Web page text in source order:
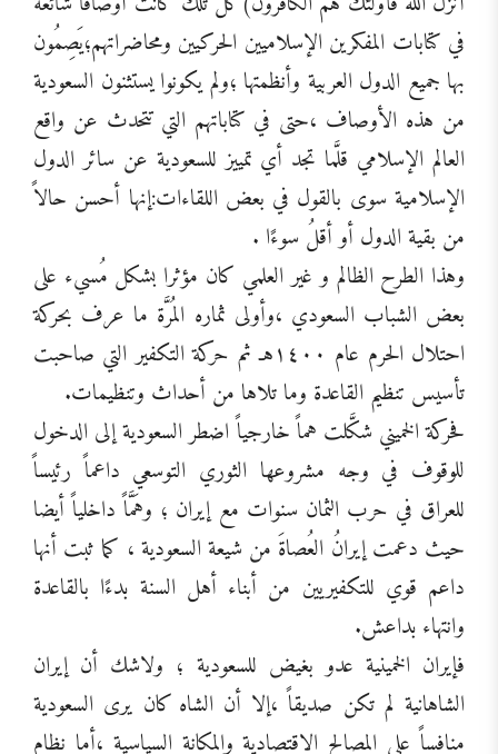
في كتابات المفكرين الإسلاميين الحركيين ومحاضراتهم؛يَصِمُون
بها جميع الدول العربية وأنظمتها ؛ولم يكونوا يستثنون السعودية
من هذه الأوصاف ،حتى في كتاباتهم التي تتحدث عن واقع
العالم الإسلامي قلَّما تجد أي تمييز للسعودية عن سائر الدول
الإسلامية سوى بالقول في بعض اللقاءات:إنها أحسن حالاً
من بقية الدول أو أقلُ سوءًا .
وهذا الطرح الظالم و غير العلمي كان مؤثرا بشكل مُسيء على
بعض الشباب السعودي ،وأولى ثماره المُرَّة ما عرف بحركة
احتلال الحرم عام ١٤٠٠هـ ثم حركة التكفير التي صاحبت
تأسيس تنظيم القاعدة وما تلاها من أحداث وتنظيمات.
فحركة الخميني شكَّلت هماً خارجياً اضطر السعودية إلى الدخول
للوقوف في وجه مشروعها الثوري التوسعي داعماً رئيساً
للعراق في حرب الثمان سنوات مع إيران ؛ وهَمَّاً داخلياً أيضا
حيث دعمت إيرانُ العُصاةَ من شيعة السعودية ، كما ثبت أنها
داعم قوي للتكفيريين من أبناء أهل السنة بدءًا بالقاعدة
وانتهاء بداعش.
فإيران الخمينية عدو بغيض للسعودية ؛ ولاشك أن إيران
الشاهانية لم تكن صديقاً ،إلا أن الشاه كان يرى السعودية